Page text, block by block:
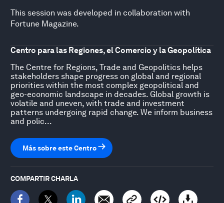
This session was developed in collaboration with
Fortune Magazine.
Centro para las Regiones, el Comercio y la Geopolítica
The Centre for Regions, Trade and Geopolitics helps
stakeholders shape progress on global and regional
priorities within the most complex geopolitical and
geo-economic landscape in decades. Global growth is
volatile and uneven, with trade and investment
patterns undergoing rapid change. We inform business
and polic...
Más sobre este Centro
COMPARTIR CHARLA